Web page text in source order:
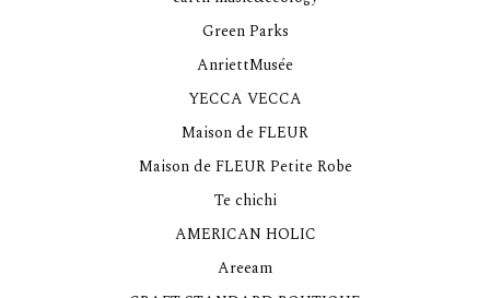
Green Parks
AnriettMusée
YECCA VECCA
Maison de FLEUR
Maison de FLEUR Petite Robe
Te chichi
AMERICAN HOLIC
Areeam